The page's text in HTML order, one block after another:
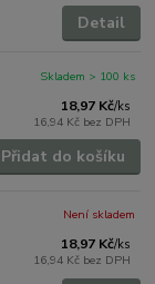
Detail
18,97 Kč/ks
16,94 Kč bez DPH
Skladem > 100 ks
Přidat do košíku
18,97 Kč/ks
16,94 Kč bez DPH
Není skladem